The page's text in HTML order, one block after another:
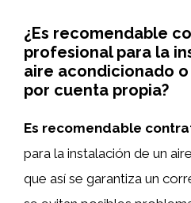
¿Es recomendable
profesional para la
aire acondicionado
por cuenta propia?
Es recomendable
para la instalación de un
que así se garantiza un